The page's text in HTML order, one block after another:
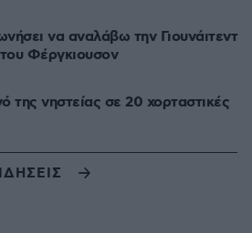
να αναλάβω την Γιουνάιτεντ
Φέργκιουσον
της νηστείας σε 20 χορταστικές